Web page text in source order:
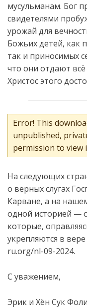
мусульманам. Бог
свидетелями
урожай для
Божьих детей, как
так и приносимых
что они отдают всё
Христос этого
Error! This
unpublished,
permission to view
На следующих
о верных слугах
Карване, а на
одной историей —
которые,
укрепляются в
ru.org/nl-09-2024.
С уважением,
Эрик и Хён Сук Фоли